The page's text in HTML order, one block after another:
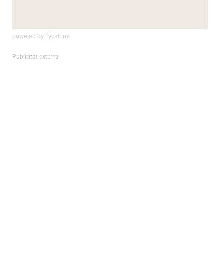
powered by Typeform
Publicitat externa